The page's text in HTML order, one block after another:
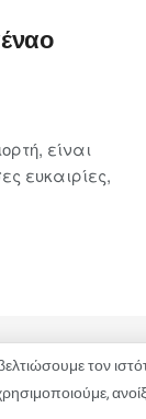
είναι
ευκαιρίες,
τον